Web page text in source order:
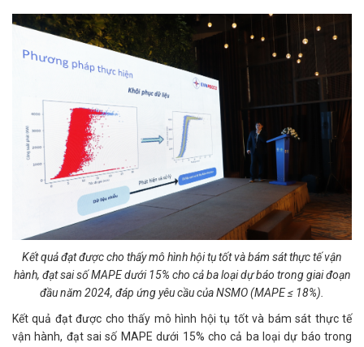
Kết quả đạt được cho thấy mô hình hội tụ tốt và bám sát thực tế vận
hành, đạt sai số MAPE dưới 15% cho cả ba loại dự báo trong giai đoạn
đầu năm 2024, đáp ứng yêu cầu của NSMO (MAPE ≤ 18%).
Kết quả đạt được cho thấy mô hình hội tụ tốt và bám sát thực tế
vận hành, đạt sai số MAPE dưới 15% cho cả ba loại dự báo trong